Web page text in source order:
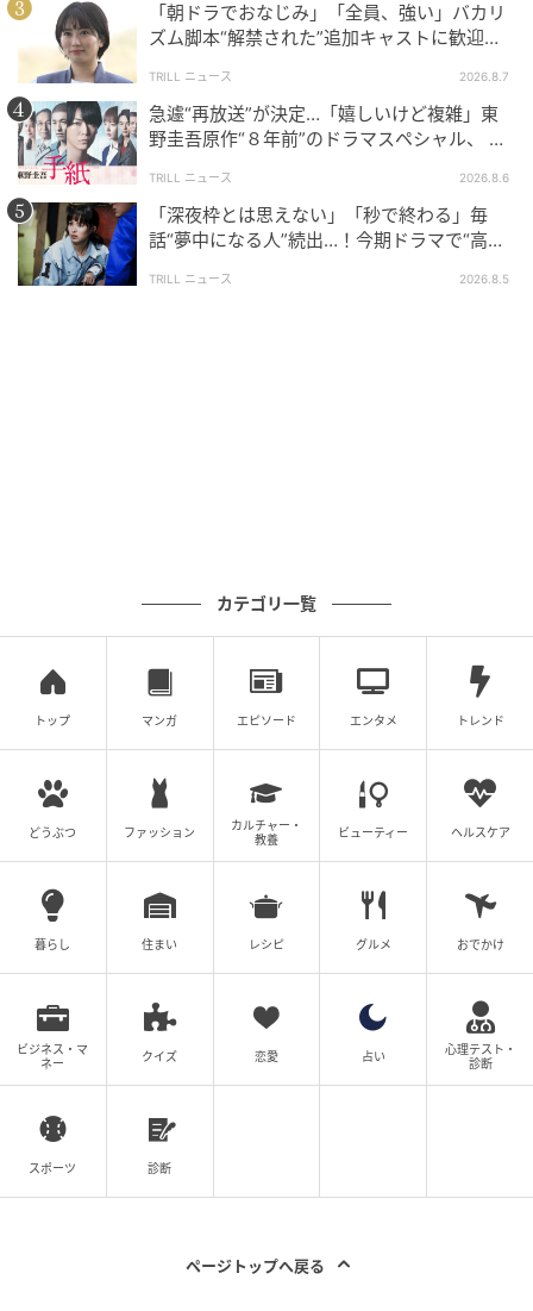
「朝ドラでおなじみ」「全員、強い」バカリ
ズム脚本“解禁された”追加キャストに歓迎の
TRILL ニュース 2026.8.7
急遽“再放送”が決定…「嬉しいけど複雑」東
野圭吾原作“８年前”のドラマスペシャル、 放
TRILL ニュース 2026.8.6
「深夜枠とは思えない」「秒で終わる」毎
話“夢中になる人”続出…！今期ドラマで“高評
TRILL ニュース 2026.8.5
カテゴリ一覧
トップ マンガ エピソード エンタメ トレンド
どうぶつ ファッション
カルチャー・
教養
ビューティー ヘルスケア
暮らし 住まい レシピ グルメ おでかけ
ビジネス・マ
ネー
クイズ 恋愛 占い
心理テスト・
診断
スポーツ 診断
ページトップへ戻る